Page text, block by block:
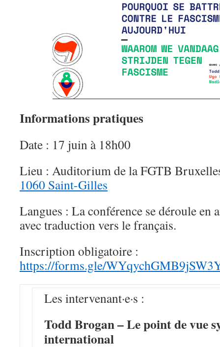
Informations pratiques
Date : 17 juin à 18h00
Lieu : Auditorium de la FGTB
1060 Saint-Gilles
Langues : La conférence se déroule en
avec traduction vers le français.
Inscription obligatoire :
https://forms.gle/
Les intervenant·e·s :
Todd Brogan – Le point de vue
international